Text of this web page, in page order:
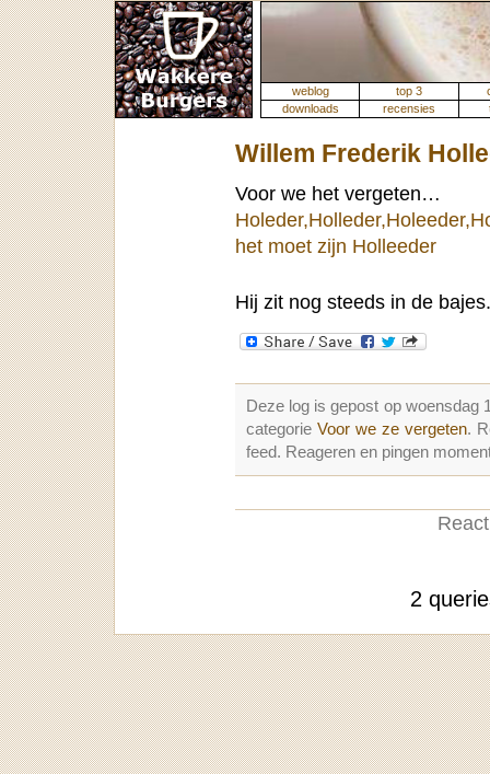
weblog top 3
downloads
recensies
Willem Frederik
Voor we het vergeten…
het moet zijn Holleeder
Hij zit nog steeds in de bajes.
Deze log is gepost op woensdag
categorieVoor we ze vergeten.
feed. Reageren en pingen
2